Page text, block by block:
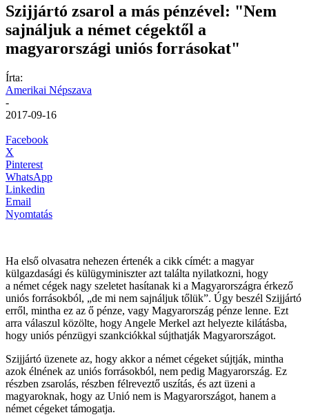
Szijjártó zsarol a más pénzével: "Nem
sajnáljuk a német cégektől a
magyarországi uniós forrásokat"
Írta:
Amerikai Népszava
-
2017-09-16
Facebook
X
Pinterest
WhatsApp
Linkedin
Email
Nyomtatás
Ha első olvasatra nehezen értenék a cikk címét: a magyar
külgazdasági és külügyminiszter azt találta nyilatkozni, hogy
a német cégek nagy szeletet hasítanak ki a Magyarországra érkező
uniós forrásokból, „de mi nem sajnáljuk tőlük”. Úgy beszél Szijjártó
erről, mintha ez az ő pénze, vagy Magyarország pénze lenne. Ezt
arra válaszul közölte, hogy Angele Merkel azt helyezte kilátásba,
hogy uniós pénzügyi szankciókkal sújthatják Magyarországot.
Szijjártó üzenete az, hogy akkor a német cégeket sújtják, mintha
azok élnének az uniós forrásokból, nem pedig Magyarország. Ez
részben zsarolás, részben félreveztő uszítás, és azt üzeni a
magyaroknak, hogy az Unió nem is Magyarországot, hanem a
német cégeket támogatja.